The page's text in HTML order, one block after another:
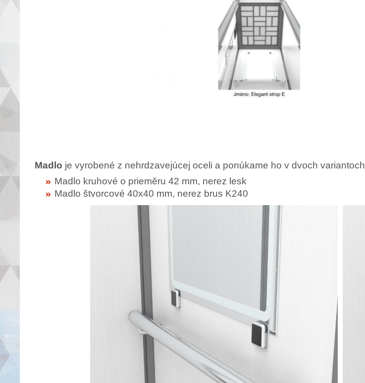
Madlo je vyrobené z nehrdzavejúcej oceli a ponúkame ho v dvoch variantoch
Madlo kruhové o prieměru 42 mm, nerez lesk
Madlo štvorcové 40x40 mm, nerez brus K240